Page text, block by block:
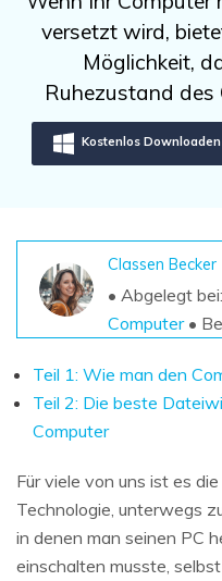
Unbegrenzte
wiederherstellen
Weitere Produkte
Datenverlust-
Aktuelles Thema
search
versetzt wird,
Möglichkeit,
Ruhezustand des
Kostenlos Downloaden
Classen Becker
• Abgelegt bei:
Computer•
Teil 1: Wie man den
Teil 2: Die beste
Computer
Für viele von uns ist es
Technologie, unterwegs
in denen man seinen PC
einschalten musste,